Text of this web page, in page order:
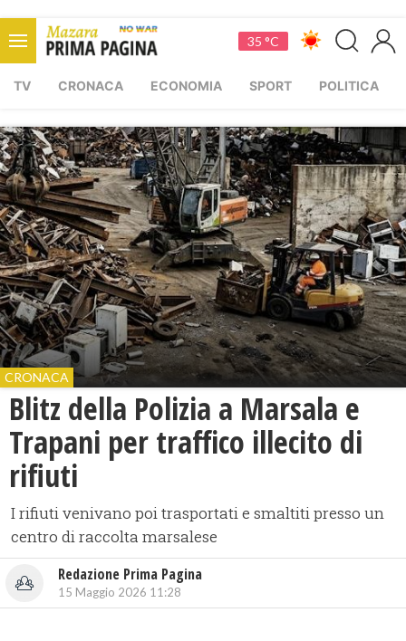
35 °C
TV CRONACA ECONOMIA SPORT POLITICA
CRONACA
Blitz della Polizia a Marsala e
Trapani per traffico illecito di
rifiuti
I rifiuti venivano poi trasportati e smaltiti presso un
centro di raccolta marsalese
Redazione Prima Pagina
15 Maggio 2026 11:28